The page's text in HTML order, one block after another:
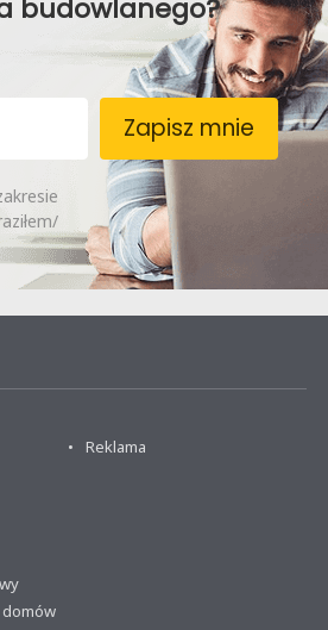
budowlanego?
Zapisz mnie
Reklama